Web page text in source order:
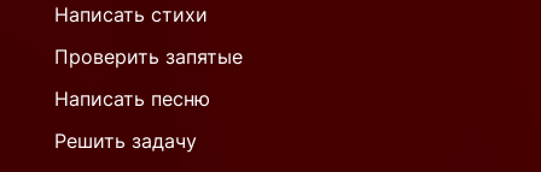
Написать стихи
Проверить запятые
Написать песню
Решить задачу